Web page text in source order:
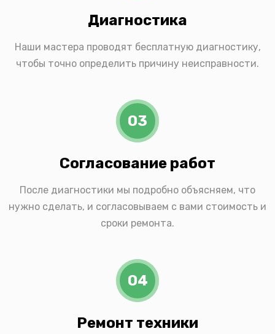
Диагностика
Наши мастера проводят бесплатную диагностику,
чтобы точно определить причину неисправности.
03
Согласование работ
После диагностики мы подробно объясняем, что
нужно сделать, и согласовываем с вами стоимость и
сроки ремонта.
04
Ремонт техники